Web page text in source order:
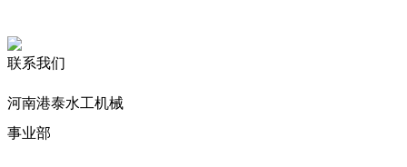
联系我们
河南港泰水工机械
事业部